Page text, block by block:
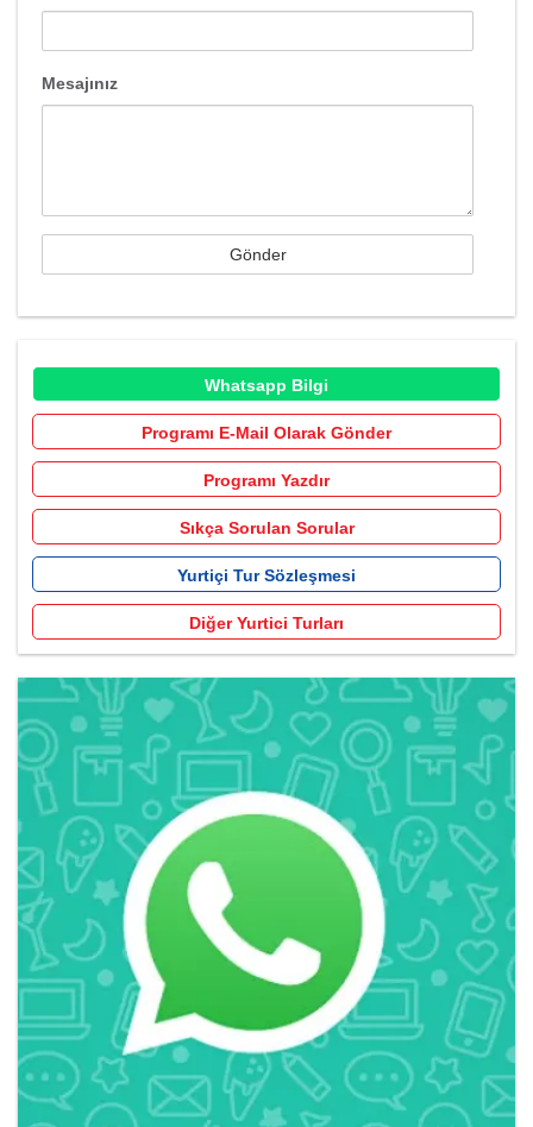
Mesajınız
Whatsapp Bilgi
Programı E-Mail Olarak Gönder
Programı Yazdır
Sıkça Sorulan Sorular
Yurtiçi Tur Sözleşmesi
Diğer Yurtici Turları